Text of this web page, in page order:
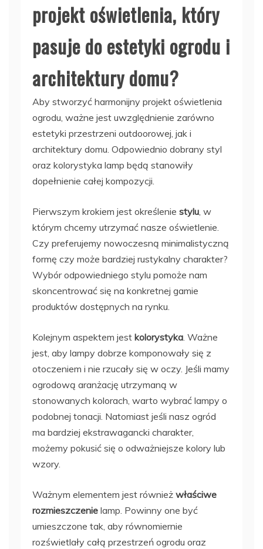
projekt oświetlenia, który
pasuje do estetyki ogrodu i
architektury domu?
Aby stworzyć harmonijny projekt oświetlenia
ogrodu, ważne jest uwzględnienie zarówno
estetyki przestrzeni outdoorowej, jak i
architektury domu. Odpowiednio dobrany styl
oraz kolorystyka lamp będą stanowiły
dopełnienie całej kompozycji.
Pierwszym krokiem jest określenie stylu, w
którym chcemy utrzymać nasze oświetlenie.
Czy preferujemy nowoczesną minimalistyczną
formę czy może bardziej rustykalny charakter?
Wybór odpowiedniego stylu pomoże nam
skoncentrować się na konkretnej gamie
produktów dostępnych na rynku.
Kolejnym aspektem jest kolorystyka. Ważne
jest, aby lampy dobrze komponowały się z
otoczeniem i nie rzucały się w oczy. Jeśli mamy
ogrodową aranżację utrzymaną w
stonowanych kolorach, warto wybrać lampy o
podobnej tonacji. Natomiast jeśli nasz ogród
ma bardziej ekstrawagancki charakter,
możemy pokusić się o odważniejsze kolory lub
wzory.
Ważnym elementem jest również właściwe
rozmieszczenie lamp. Powinny one być
umieszczone tak, aby równomiernie
rozświetlały całą przestrzeń ogrodu oraz